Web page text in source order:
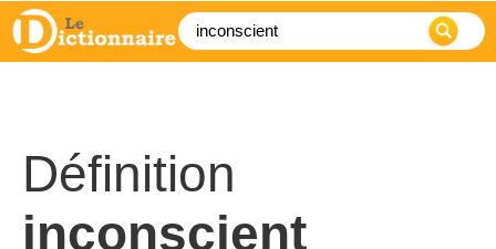
Définition
inconscient